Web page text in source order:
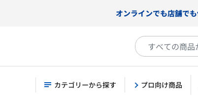
オンラインでも店舗で
カテゴリーから探す プロ向け商品